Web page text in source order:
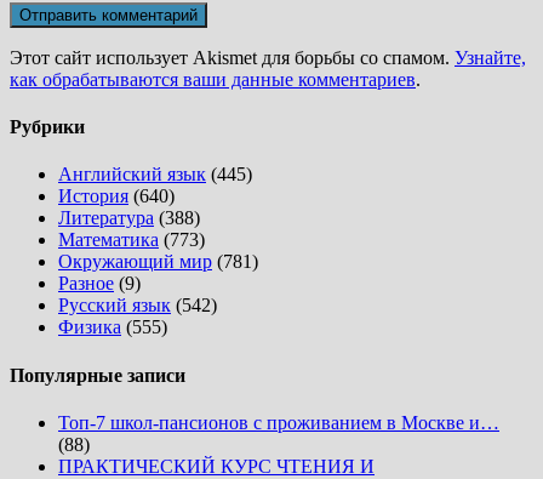
Этот сайт использует Akismet для борьбы со спамом. Узнайте,
как обрабатываются ваши данные комментариев.
Рубрики
Английский язык (445)
История (640)
Литература (388)
Математика (773)
Окружающий мир (781)
Разное (9)
Русский язык (542)
Физика (555)
Популярные записи
Топ-7 школ-пансионов с проживанием в Москве и…
(88)
ПРАКТИЧЕСКИЙ КУРС ЧТЕНИЯ И